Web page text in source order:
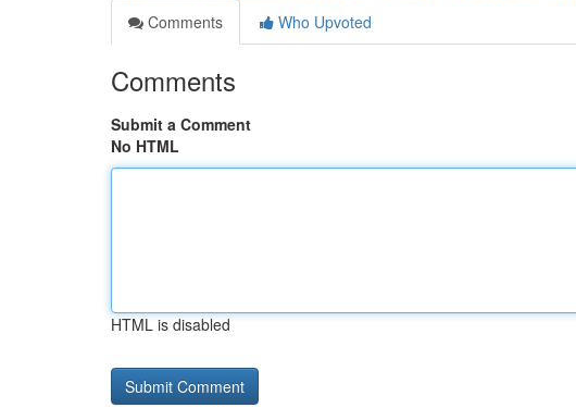
Comments
Who Upvoted
Comments
Submit a Comment
No HTML
HTML is disabled